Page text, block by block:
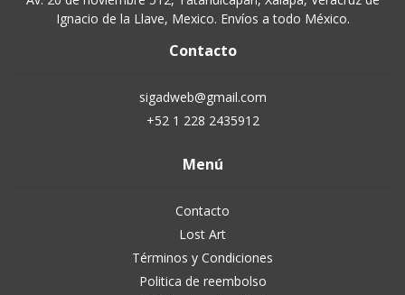
Ignacio de la Llave, Mexico. Envíos a todo México.
Contacto
sigadweb@gmail.com
+52 1 228 2435912
Menú
Contacto
Lost Art
Términos y Condiciones
Politica de reembolso